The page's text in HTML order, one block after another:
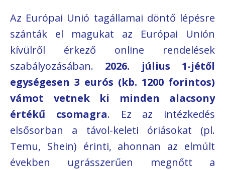
Az Európai Unió tagállamai döntő lépésre
szánták el magukat az Európai Unión
kívülről érkező online rendelések
szabályozásában. 2026. július 1-jétől
egységesen 3 eurós (kb. 1200 forintos)
vámot vetnek ki minden alacsony
értékű csomagra. Ez az intézkedés
elsősorban a távol-keleti óriásokat (pl.
Temu, Shein) érinti, ahonnan az elmúlt
években ugrásszerűen megnőtt a